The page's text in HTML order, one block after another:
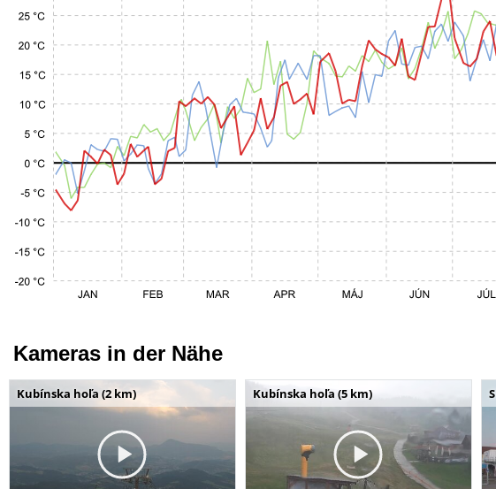
Kameras in der Nähe
Kubínska hoľa (2 km) Kubínska hoľa (5 km)